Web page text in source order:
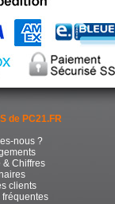
de PC21.FR
nous ?
& Chiffres
clients
fréquentes